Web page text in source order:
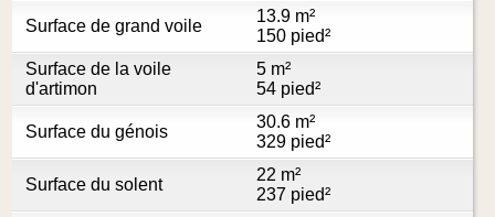
Surface de grand voile
13.9 m²
150 pied²
Surface de la voile
d'artimon
5 m²
54 pied²
Surface du génois
30.6 m²
329 pied²
Surface du solent
22 m²
237 pied²